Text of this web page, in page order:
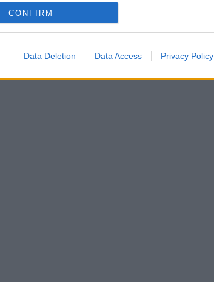
CONFIRM
Data Deletion Data Access Privacy Policy